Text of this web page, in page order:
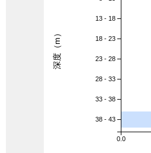
0.0
13 - 18
18 - 23
23 - 28
28 - 33
33 - 38
38 - 43
深度（m）